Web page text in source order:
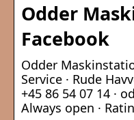
Odder
Facebook
Odder
Service · Rude
+45 86 54 07 14 ·
Always open ·